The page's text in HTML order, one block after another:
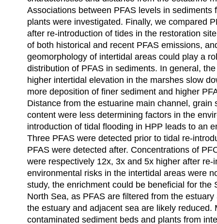
Associations between PFAS levels in sediments
plants were investigated. Finally, we compared
after re-introduction of tides in the restoration
of both historical and recent PFAS emissions,
geomorphology of intertidal areas could play a
distribution of PFAS in sediments. In general,
higher intertidal elevation in the marshes slow
more deposition of finer sediment and higher
Distance from the estuarine main channel, grain
content were less determining factors in the
introduction of tidal flooding in HPP leads to an
Three PFAS were detected prior to tidal re-
PFAS were detected after. Concentrations of
were respectively 12x, 3x and 5x higher after re-
environmental risks in the intertidal areas were
study, the enrichment could be beneficial for the
North Sea, as PFAS are filtered from the
the estuary and adjacent sea are likely reduced.
contaminated sediment beds and plants from